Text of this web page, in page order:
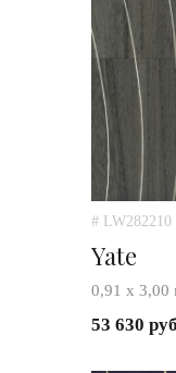
# LW282210
Yate
0,91 x 3,00
53 630